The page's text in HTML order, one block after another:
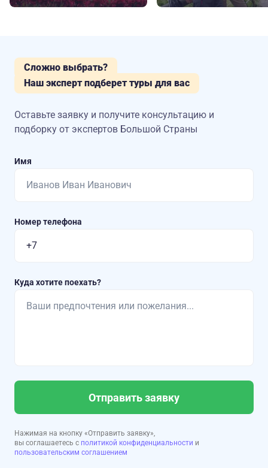
Сложно выбрать?
Наш эксперт подберет туры для вас
Оставьте заявку и получите консультацию и
подборку от экспертов Большой Страны
Имя
Номер телефона
Куда хотите поехать?
Отправить заявку
Нажимая на кнопку «Отправить заявку»,
вы соглашаетесь с политикой конфиденциальности и
пользовательским соглашением